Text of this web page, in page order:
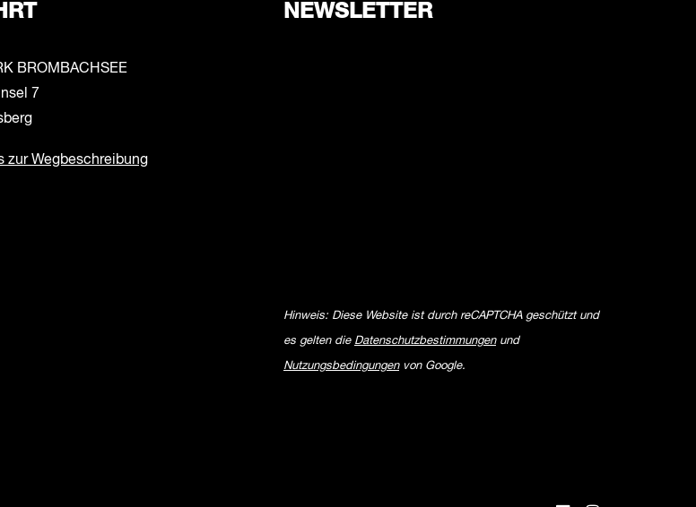
BROMBACHSEE
7
zur Wegbeschreibung
NEWSLETTER
Hinweis: Diese Website ist durch reCAPTCHA geschützt und
es gelten die Datenschutzbestimmungenund
Nutzungsbedingungenvon Google.